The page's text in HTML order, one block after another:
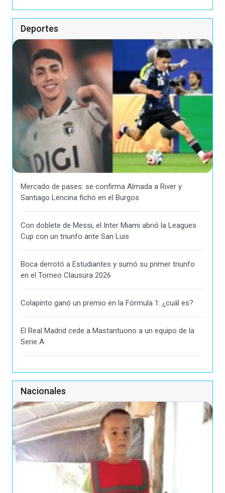
Deportes
Mercado de pases: se confirma Almada a River y
Santiago Lencina fichó en el Burgos
Con doblete de Messi, el Inter Miami abrió la Leagues
Cup con un triunfo ante San Luis
Boca derrotó a Estudiantes y sumó su primer triunfo
en el Torneo Clausura 2026
Colapinto ganó un premio en la Fórmula 1: ¿cuál es?
El Real Madrid cede a Mastantuono a un equipo de la
Serie A
Nacionales